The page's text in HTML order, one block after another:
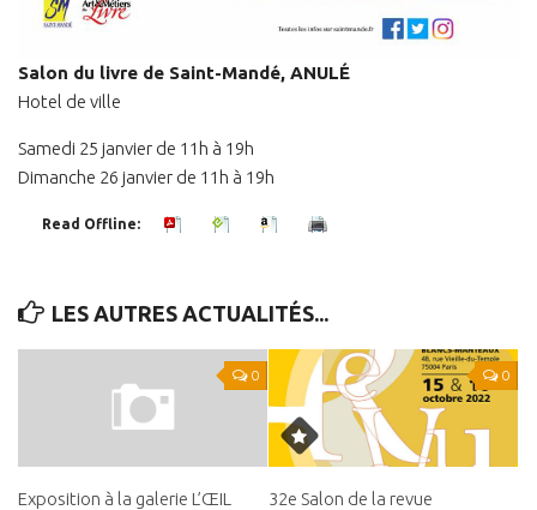
Panier
Panier
Contact
Salon du livre de Saint-Mandé, ANULÉ
Hotel de ville
Samedi 25 janvier de 11h à 19h
Dimanche 26 janvier de 11h à 19h
Read Offline:
LES AUTRES ACTUALITÉS...
0
Exposition à la galerie L’ŒIL
0
32e Salon de la revue